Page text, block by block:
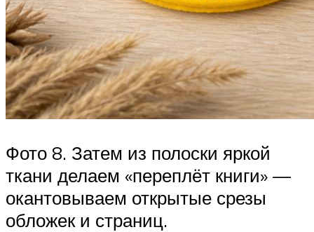
Фото 8. Затем из полоски яркой
ткани делаем «переплёт книги» —
окантовываем открытые срезы
обложек и страниц.